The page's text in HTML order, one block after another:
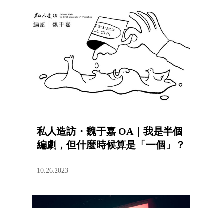
私人造訪・魏于嘉 OA｜我是半個
編劇，但什麼時候算是「一個」？
10.26.2023